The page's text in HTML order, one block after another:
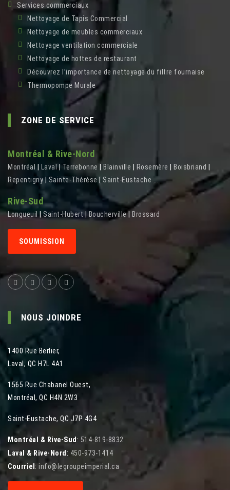
Services commerciaux
Nettoyage de Tapis Commercial
Nettoyage de meubles commerciaux
Nettoyage ventilation commerciale
Nettoyage de hottes de restaurant
Découvrez l’importance de nettoyage du filtre fournaise
Thermopompe Murale
ZONE DE SERVICE
Montréal & Rive-Nord
Montréal Laval|Terrebonne Blainville Rosemère Boisbriand
Repentigny| Sainte-Thérèse Saint-Eustache ...
Rive-Sud
Longueuil Saint-Hubert Boucherville| Brossard
SOUMISSION
NOUS JOINDRE
1400 Rue Berlier,
Laval , QC H7L 4A1
1565 Rue Chabanel Ouest,
Montréal , QC H4N 2W3
Saint-Eustache, QC J7P 4G4
Montréal & Rive-Sud : 514-819-8832
Laval & Rive-Nord : 450-973-1414
Courriel : info@legroupeimperial.ca